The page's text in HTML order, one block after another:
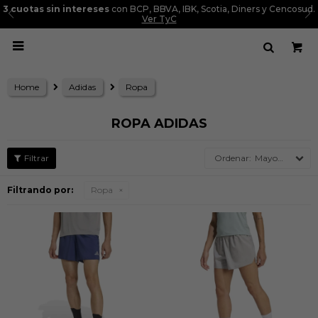
3 cuotas sin intereses con BCP, BBVA, IBK, Scotia, Diners y Cencosud.
Ver TyC

Home Adidas Ropa
ROPA ADIDAS
Mayor precio
Filtrando por: Ropa